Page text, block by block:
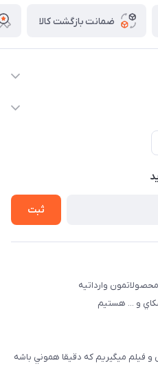
ضمانت بازگشت کالا
بازار كويتي، روبرو شيلات
ثبت
وارداتيه
و ... هستيم
ميگيريم كه دقيقا هموني باشه